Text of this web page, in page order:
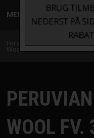
MENU
GARN
TILBEHØR
BØGER OG HÆFTER
Forside
Wool fra Filcolana»
WOOL FV.
BRUG
NEDERST PÅ